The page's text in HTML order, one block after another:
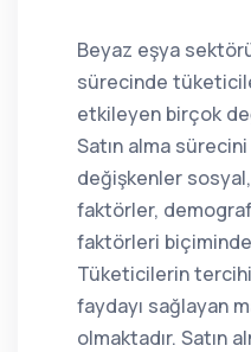
Beyaz eşya
sürecinde
etkileyen birçok
Satın alma
değişkenler
faktörler,
faktörleri
Tüketicilerin
faydayı sağlayan
olmaktadır. Satın